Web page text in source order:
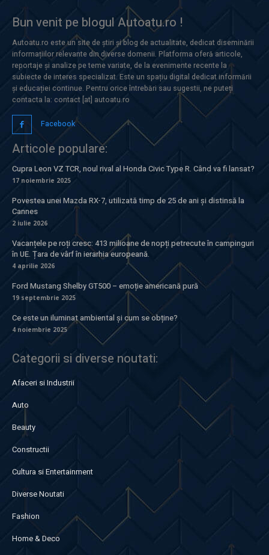
Bun venit pe blogul Autoatu.ro !
Autoatu.ro este un site de știri și blog de actualitate, dedicat diseminării
informațiilor relevante din diverse domenii. Platforma oferă articole,
reportaje și analize pe teme variate, de la evenimente recente la
subiecte de interes specializat. Este un spațiu digital dedicat informării
și educației continue. Pentru orice întrebări sau sugestii, ne puteți
contacta la: contact [at] autoatu.ro
Facebook
Articole populare:
Cupra Leon VZ TCR, noul rival al Honda Civic Type R. Când va fi lansat?
17 noiembrie 2025
Povestea unei Mazda RX-7, utilizată timp de 25 de ani și distinsă la
Cannes
2 iulie 2026
Vacanțele pe roți cresc: 413 milioane de nopți petrecute în campinguri
în UE. Țara de vârf în ierarhia europeană.
4 aprilie 2026
Ford Mustang Shelby GT500 – emoție americană pură
19 septembrie 2025
Ce este un iluminat ambiental și cum se obține?
4 noiembrie 2025
Categorii si diverse noutati:
Afaceri si Industrii
Auto
Beauty
Constructii
Cultura si Entertainment
Diverse Noutati
Fashion
Home & Deco